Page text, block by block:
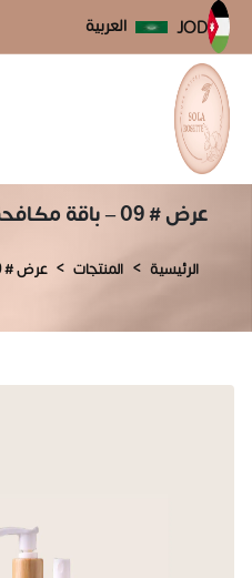
JOD العربية
عرض # 09 – باقة مكافحة التجاعيد والنضارة
الرئيسية المنتجات عرض # 09 – باقة مكافحة التجاعيد والنضارة